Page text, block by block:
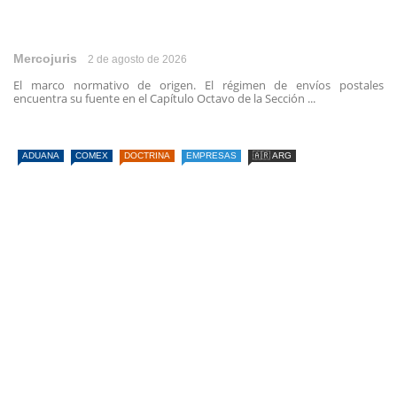
Mercojuris 2 de agosto de 2026
El marco normativo de origen. El régimen de envíos postales
encuentra su fuente en el Capítulo Octavo de la Sección ...
ADUANA COMEX DOCTRINA EMPRESAS 🇦🇷 ARG